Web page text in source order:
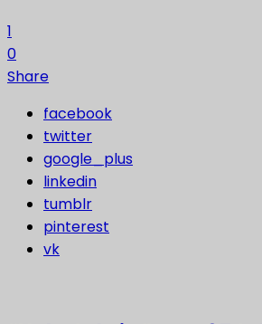
1
0
Share
facebook
twitter
google_plus
linkedin
tumblr
pinterest
vk